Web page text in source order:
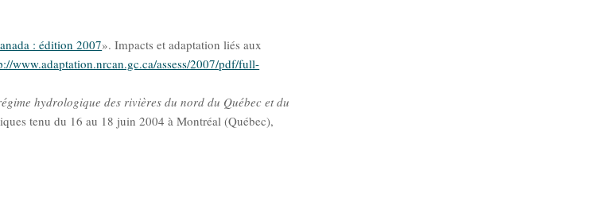
: édition 2007». Impacts et adaptation liés aux
www.adaptation.nrcan.gc.ca/assess/2007/pdf/full-
hydrologique des rivières du nord du Québec et du
tenu du 16 au 18 juin 2004 à Montréal (Québec),